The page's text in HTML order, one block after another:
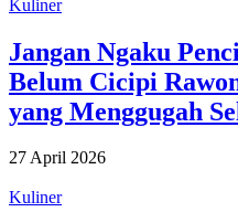
Kuliner
Jangan Ngaku
Belum Cicipi
yang Menggugah
27 April 2026
Kuliner